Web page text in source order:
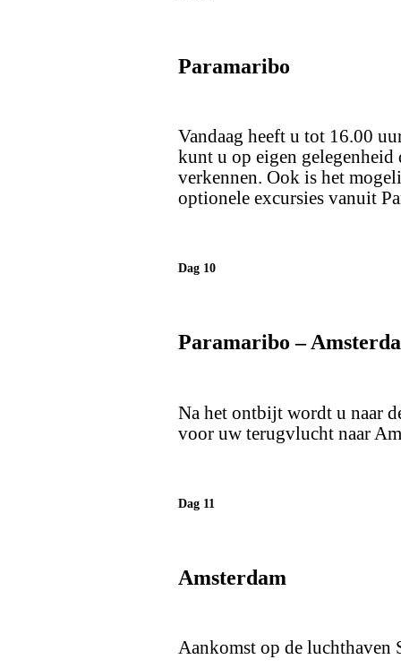
Paramaribo
Vandaag heeft u tot 16.00
kunt u op eigen
verkennen. Ook is het
optionele excursies vanuit
Dag 10
Paramaribo –
Na het ontbijt wordt u naar
voor uw terugvlucht naar
Dag 11
Amsterdam
Aankomst op de luchthaven